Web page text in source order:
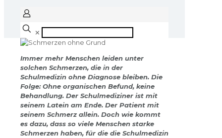
✕
Immer mehr Menschen leiden unter
solchen Schmerzen, die in der
Schulmedizin ohne Diagnose bleiben. Die
Folge: Ohne organischen Befund, keine
Behandlung. Der Schulmediziner ist mit
seinem Latein am Ende. Der Patient mit
seinem Schmerz allein. Doch wie kommt
es dazu, dass so viele Menschen starke
Schmerzen haben, für die die Schulmedizin